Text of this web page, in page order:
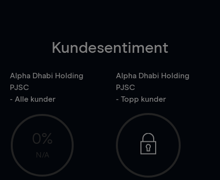
Kundesentiment
Alpha Dhabi Holding
PJSC
- Alle kunder
0%
N/A
Alpha Dhabi Holding
PJSC
- Topp kunder